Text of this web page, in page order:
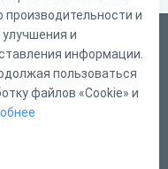
и
и
информации.
пользоваться
файлов «Cookie» и